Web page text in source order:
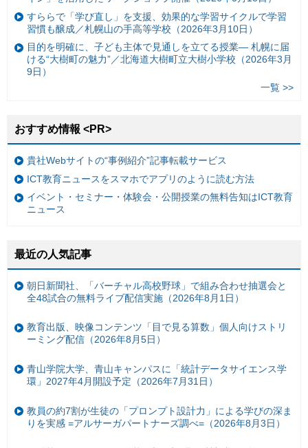
すららで「学び直し」を支援、効果的な学習サイクルで学習
習慣も醸成／札幌山の手高等学校（2026年3月10日）
目的を明確に、子ども主体で見通しを立てる授業— 札幌に届
ける“大樹町の魅力”／北海道大樹町立大樹小学校（2026年3月
9日）
一覧 >>
おすすめ情報 <PR>
貴社Webサイトの“事例紹介”記事転載サービス
ICT教育ニュースをスマホでアプリのように読む方法
イベント・セミナー・体験会・公開授業の無料告知はICT教育
ニュース
最近の人気記事
朝日新聞社、「バーチャル高校野球」で組み合わせ抽選会と
全48試合の無料ライブ配信実施（2026年8月1日）
教育出版、映像コンテンツ「目で見る算数」個人向けストリ
ーミング配信（2026年8月5日）
青山学院大学、青山キャンパスに「統計データサイエンス学
環」2027年4月開設予定（2026年7月31日）
教員の約7割が生徒の「プロンプト設計力」による学びの深ま
りを実感 =アルサーガパートナーズ調べ=（2026年8月3日）